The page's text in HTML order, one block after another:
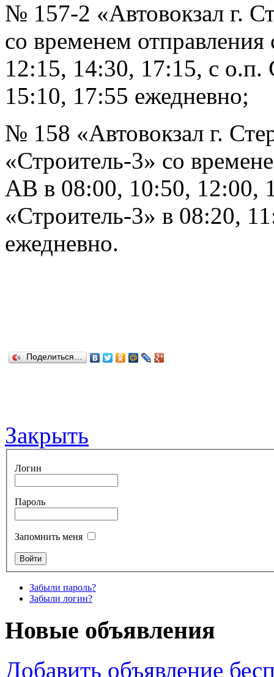
№ 157-2 «Автовокзал г.
со временем
12:15, 14:30, 17:15, с
15:10, 17:55 ежедневно;
№ 158 «Автовокзал г.
«Строитель-3» со
АВ в 08:00, 10:50, 12:00,
«Строитель-3» в 08:20,
ежедневно.
Поделиться…
Закрыть
Логин
Пароль
Запомнить меня
Забыли пароль?
Забыли логин?
Новые объявления
Добавить объявление